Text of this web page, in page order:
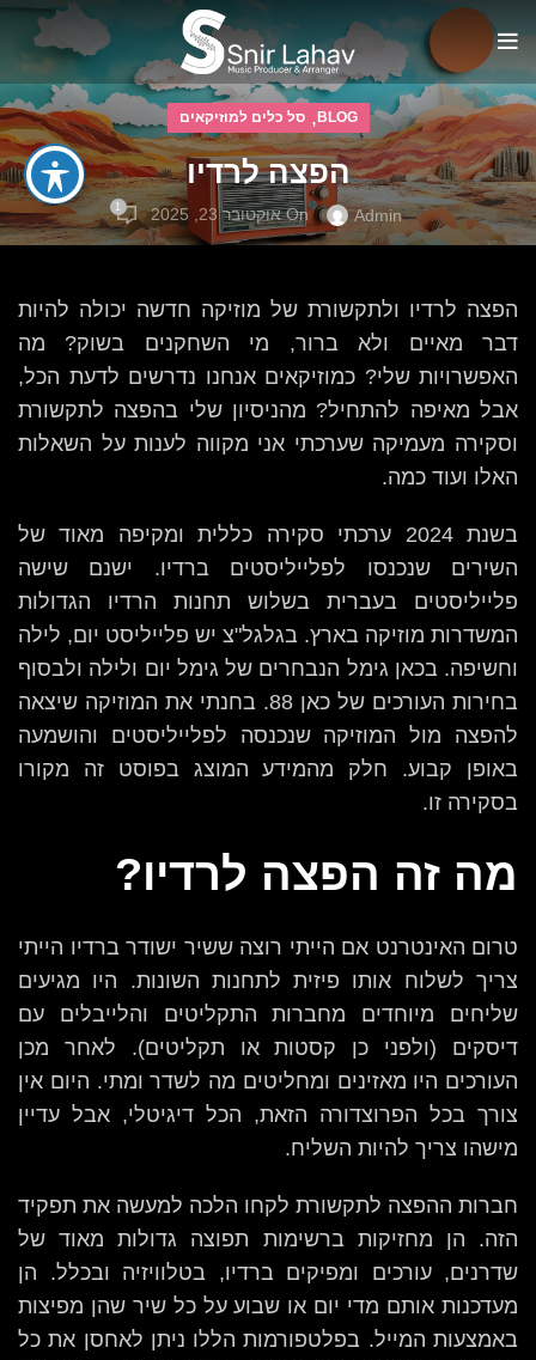
BLOG
,סל כלים למוזיקאים
הפצה לרדיו
Admin On אוקטובר 23, 2025 1
הפצה לרדיו ולתקשורת של מוזיקה חדשה יכולה להיות
דבר מאיים ולא ברור, מי השחקנים בשוק? מה
האפשרויות שלי? כמוזיקאים אנחנו נדרשים לדעת הכל,
אבל מאיפה להתחיל? מהניסיון שלי בהפצה לתקשורת
וסקירה מעמיקה שערכתי אני מקווה לענות על השאלות
האלו ועוד כמה.
בשנת 2024 ערכתי סקירה כללית ומקיפה מאוד של
השירים שנכנסו לפלייליסטים ברדיו. ישנם שישה
פלייליסטים בעברית בשלוש תחנות הרדיו הגדולות
המשדרות מוזיקה בארץ. בגלגל"צ יש פלייליסט יום, לילה
וחשיפה. בכאן גימל הנבחרים של גימל יום ולילה ולבסוף
בחירות העורכים של כאן 88. בחנתי את המוזיקה שיצאה
להפצה מול המוזיקה שנכנסה לפלייליסטים והושמעה
באופן קבוע. חלק מהמידע המוצג בפוסט זה מקורו
בסקירה זו.
מה זה הפצה לרדיו?
טרום האינטרנט אם הייתי רוצה ששיר ישודר ברדיו הייתי
צריך לשלוח אותו פיזית לתחנות השונות. היו מגיעים
שליחים מיוחדים מחברות התקליטים והלייבלים עם
דיסקים (ולפני כן קסטות או תקליטים). לאחר מכן
העורכים היו מאזינים ומחליטים מה לשדר ומתי. היום אין
צורך בכל הפרוצדורה הזאת, הכל דיגיטלי, אבל עדיין
מישהו צריך להיות השליח.
חברות ההפצה לתקשורת לקחו הלכה למעשה את תפקיד
הזה. הן מחזיקות ברשימות תפוצה גדולות מאוד של
שדרנים, עורכים ומפיקים ברדיו, בטלוויזיה ובכלל. הן
מעדכנות אותם מדי יום או שבוע על כל שיר שהן מפיצות
באמצעות המייל. בפלטפורמות הללו ניתן לאחסן את כל